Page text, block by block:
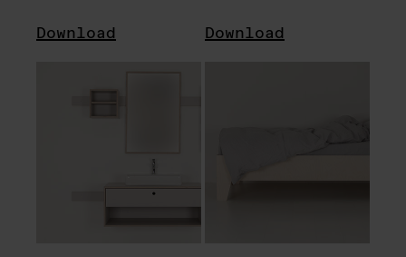
Download Download